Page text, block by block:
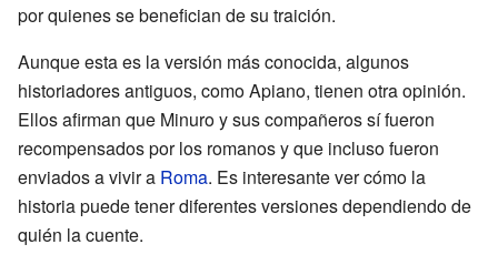
por quienes se benefician de su traición.
Aunque esta es la versión más conocida, algunos
historiadores antiguos, como Apiano, tienen otra opinión.
Ellos afirman que Minuro y sus compañeros sí fueron
recompensados por los romanos y que incluso fueron
enviados a vivir a Roma. Es interesante ver cómo la
historia puede tener diferentes versiones dependiendo de
quién la cuente.